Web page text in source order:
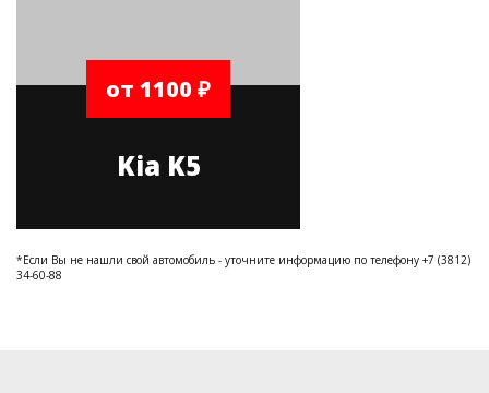
от 1100 ₽
Kia K5
*Если Вы не нашли свой автомобиль - уточните информацию по телефону +7 (3812)
34-60-88